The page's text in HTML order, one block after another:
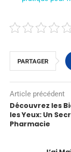
PARTAGER
Article précédent
Découvrez les
les Yeux: Un
Pharmacie